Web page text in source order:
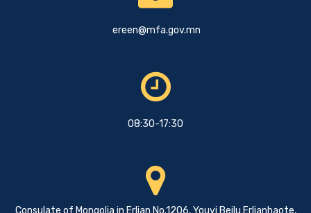
ereen@mfa.gov.mn
08:30-17:30
Consulate of Mongolia in Erlian No.1206, Youyi Beilu Erlianhaote,